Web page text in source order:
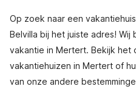
Op zoek naar een
Belvilla bij het juiste adres!
vakantie in Mertert. Bekijk het
vakantiehuizen in Mertert of
van onze andere